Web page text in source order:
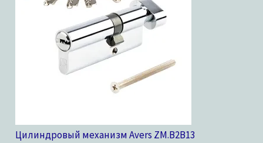
Цилиндровый механизм Avers ZM.B2B13